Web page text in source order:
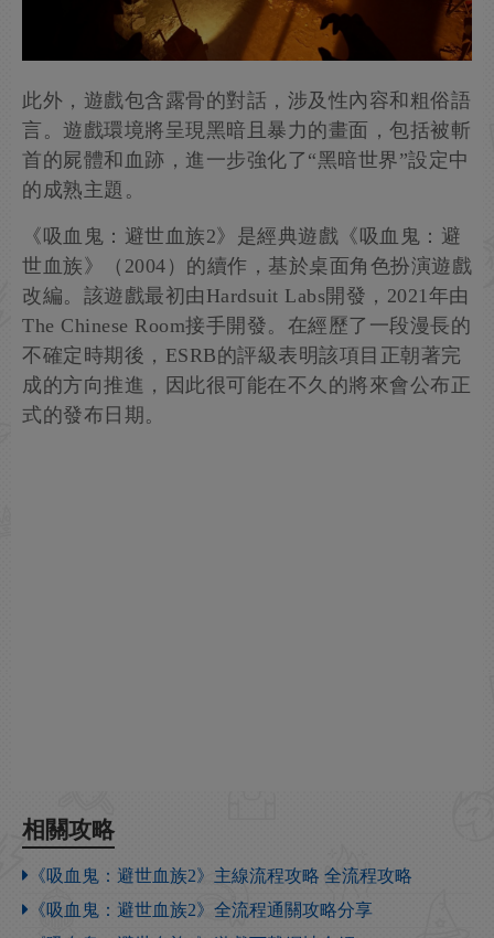
此外，遊戲包含露骨的對話，涉及性內容和粗俗語
言。遊戲環境將呈現黑暗且暴力的畫面，包括被斬
首的屍體和血跡，進一步強化了“黑暗世界”設定中
的成熟主題。
《吸血鬼：避世血族2》是經典遊戲《吸血鬼：避
世血族》（2004）的續作，基於桌面角色扮演遊戲
改編。該遊戲最初由Hardsuit Labs開發，2021年由
The Chinese Room接手開發。在經歷了一段漫長的
不確定時期後，ESRB的評級表明該項目正朝著完
成的方向推進，因此很可能在不久的將來會公布正
式的發布日期。
相關攻略
《吸血鬼：避世血族2》主線流程攻略 全流程攻略
《吸血鬼：避世血族2》全流程通關攻略分享